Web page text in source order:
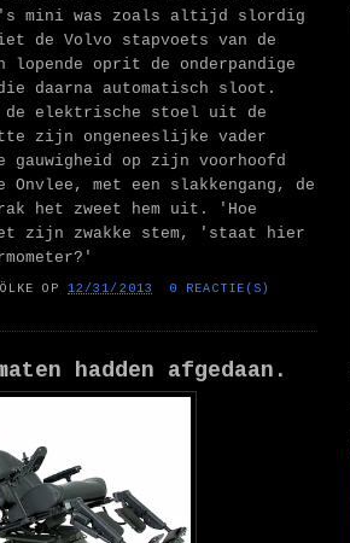
mini was zoals altijd slordig
de Volvo stapvoets van de
lopende oprit de onderpandige
daarna automatisch sloot.
de elektrische stoel uit de
zijn ongeneeslijke vader
op zijn voorhoofd
Onvlee, met een slakkengang, de
het zweet hem uit. 'Hoe
zijn zwakke stem, 'staat hier
OP12/31/2013 0 REACTIE(S)
hadden afgedaan.